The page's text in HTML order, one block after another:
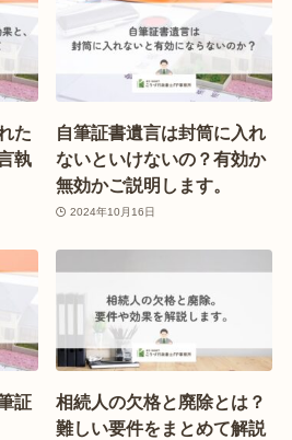
た
執
自筆証書遺言は封筒に入れ
ないといけないの？有効か
無効かご説明します。
2024年10月16日
証
相続人の欠格と廃除とは？
難しい要件をまとめて解説